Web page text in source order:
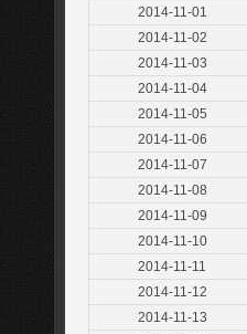
2014-11-01
2014-11-02
2014-11-03
2014-11-04
2014-11-05
2014-11-06
2014-11-07
2014-11-08
2014-11-09
2014-11-10
2014-11-11
2014-11-12
2014-11-13